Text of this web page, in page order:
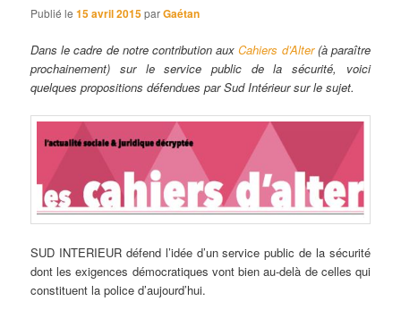
Publié le15 avril 2015parGaétan
Dans le cadre de notre contribution auxCahiers d’Alter(à paraître
prochainement) sur le service public de la sécurité, voici
quelques propositions défendues par Sud Intérieur sur le sujet.
SUD INTERIEUR défend l’idée d’un service public de la sécurité
dont les exigences démocratiques vont bien au-delà de celles qui
constituent la police d’aujourd’hui.